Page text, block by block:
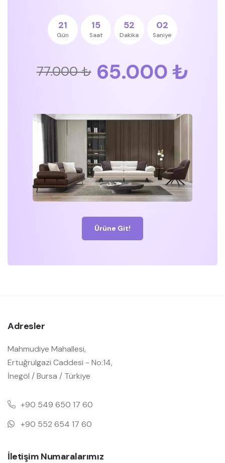
21
Gün
15
Saat
52
Dakika
02
Saniye
77.000 ₺ 65.000 ₺
Ürüne Git!
Adresler
Mahmudiye Mahallesi,
Ertuğrulgazi Caddesi - No:14,
İnegöl / Bursa / Türkiye
+90 549 650 17 60
+90 552 654 17 60
İletişim Numaralarımız